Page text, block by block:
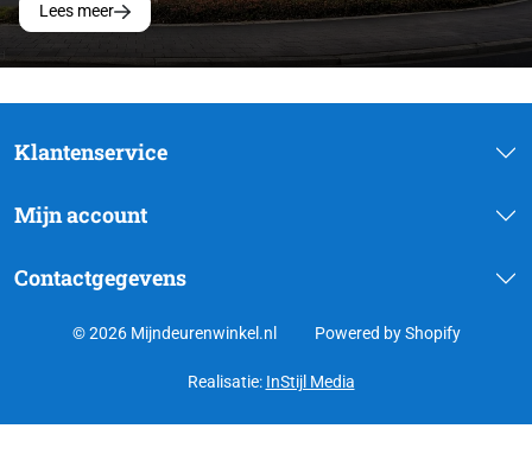
Lees meer
Klantenservice
Mijn account
Contactgegevens
© 2026 Mijndeurenwinkel.nl Powered by Shopify
Realisatie: InStijl Media